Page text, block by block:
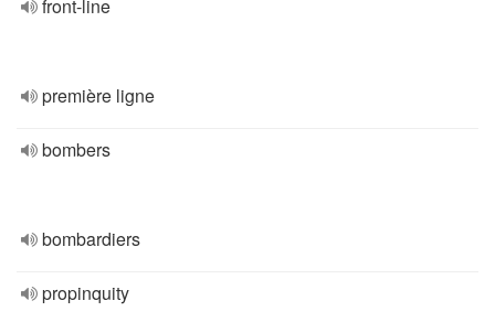
front-line
première ligne
bombers
bombardiers
propinquity